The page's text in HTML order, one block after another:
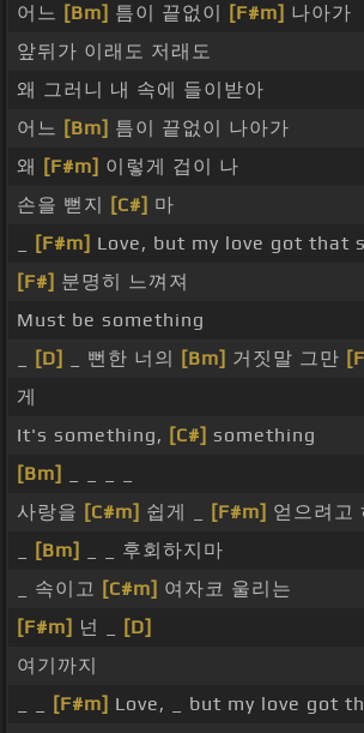
어느 [Bm] 틈이 끝없이 [F#m] 나아가
앞뒤가 이래도 저래도
왜 그러니 내 속에 들이받아
어느 [Bm] 틈이 끝없이 나아가
왜
[F#m] 이렇게 겁이 나
손을 뻗지
[C#] 마
[F#m] Love, but my love got that
[F#] 분명히 느껴져
Must be something
[D] _ 뻔한 너의 [Bm] 거짓말 그만
게
It's something, [C#] something
[Bm]
사랑을 [C#m] 쉽게 _ [F#m] 얻으려고
[Bm]
_ _ 후회하지마
_ 속이고 [C#m] 여자코 울리는
[F#m] 넌 _
[D]
여기까지
[F#m] Love, _ but my love got